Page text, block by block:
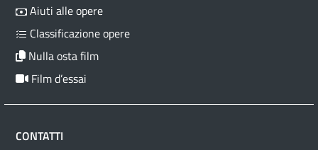
Aiuti alle opere
Classificazione opere
Nulla osta film
Film d’essai
CONTATTI